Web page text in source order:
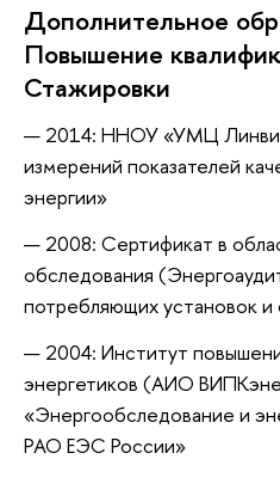
Дополнительное
Повышение
Стажировки
2014: ННОУ «УМЦ
измерений показателей
энергии»
2008: Сертификат в
обследования
потребляющих установок и
2004: Институт
энергетиков (АИО
«Энергообследование и
РАО ЕЭС России»